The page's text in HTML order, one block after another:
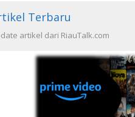
Terbaru
artikel dari RiauTalk.com